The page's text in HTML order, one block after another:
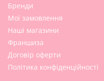
Бренди
Мої замовлення
Наші магазини
Франшиза
Договір оферти
Політика конфіденційності